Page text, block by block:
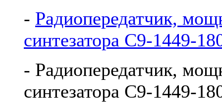
- Радиопередатчик,
синтезатора С9-1449-
- Радиопередатчик,
синтезатора С9-1449-